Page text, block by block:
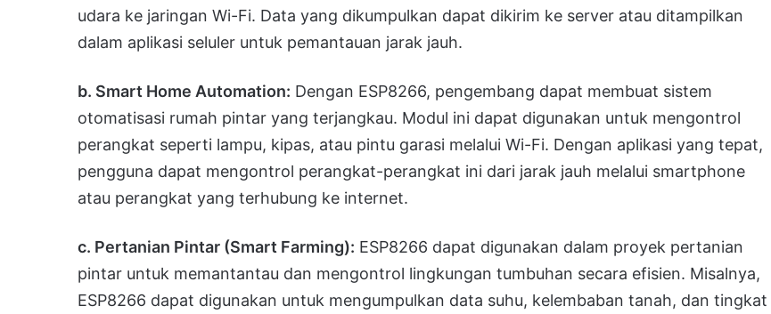
udara ke jaringan Wi-Fi. Data yang dikumpulkan dapat dikirim ke server atau ditampilkan
dalam aplikasi seluler untuk pemantauan jarak jauh.
b. Smart Home Automation: Dengan ESP8266, pengembang dapat membuat sistem
otomatisasi rumah pintar yang terjangkau. Modul ini dapat digunakan untuk mengontrol
perangkat seperti lampu, kipas, atau pintu garasi melalui Wi-Fi. Dengan aplikasi yang tepat,
pengguna dapat mengontrol perangkat-perangkat ini dari jarak jauh melalui smartphone
atau perangkat yang terhubung ke internet.
c. Pertanian Pintar (Smart Farming): ESP8266 dapat digunakan dalam proyek pertanian
pintar untuk memantantau dan mengontrol lingkungan tumbuhan secara efisien. Misalnya,
ESP8266 dapat digunakan untuk mengumpulkan data suhu, kelembaban tanah, dan tingkat